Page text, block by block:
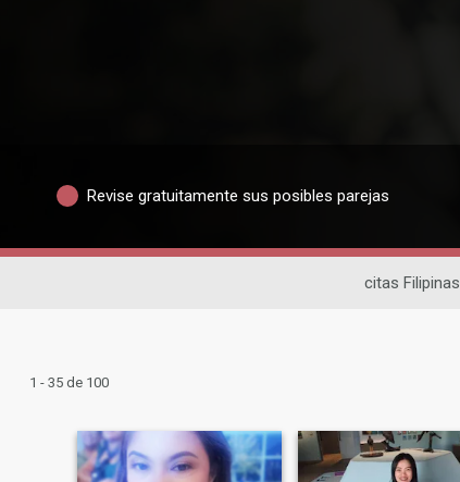
Revise gratuitamente sus posibles parejas
citas Filipinas
1 - 35 de 100